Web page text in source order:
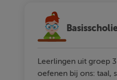
Leerlingen uit groep
oefenen bij ons: taal,